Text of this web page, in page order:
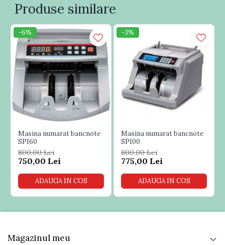
Produse similare
-6%
Masina numarat bancnote
SP160
800,00 Lei
750,00 Lei
ADAUGA IN COS
-3%
Masina numarat bancnote
SP100
800,00 Lei
775,00 Lei
ADAUGA IN COS
Magazinul meu